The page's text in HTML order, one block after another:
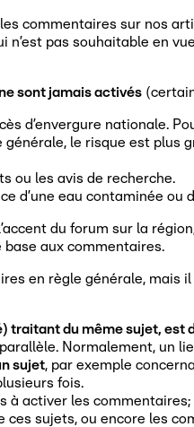
commentaires sur nos
pas souhaitable en
sont jamais activés
d’envergure
générale, le risque est
ou les avis de recherche.
d’une eau contaminée ou
du forum sur la
aux commentaires.
en règle générale,
traitant du même sujet, est
Normalement, un
sujet, par exemple
fois.
à activer les
sujets, ou encore les